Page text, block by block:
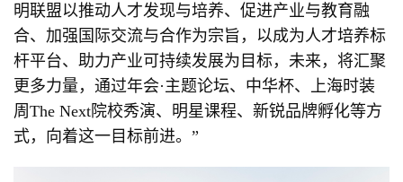
明联盟以推动人才发现与培养、促进产业与教育融
合、加强国际交流与合作为宗旨，以成为人才培养标
杆平台、助力产业可持续发展为目标，未来，将汇聚
更多力量，通过年会·主题论坛、中华杯、上海时装
周The Next院校秀演、明星课程、新锐品牌孵化等方
式，向着这一目标前进。”